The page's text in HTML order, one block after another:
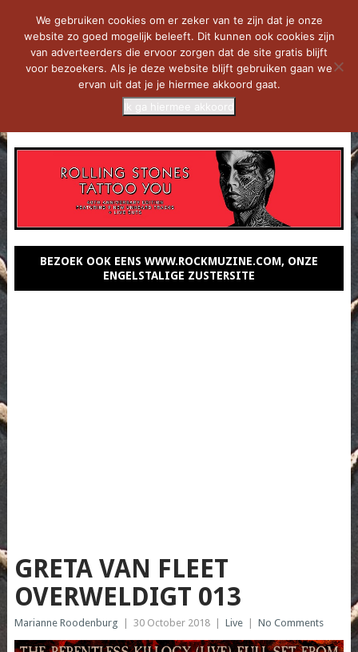
BEZOEK OOK EENS WWW.ROCKMUZINE.COM, ONZE
ENGELSTALIGE ZUSTERSITE
GRETA VAN FLEET
OVERWELDIGT 013
Marianne Roodenburg 30 October 2018 Live No Comments
We gebruiken cookies om er zeker van te zijn dat je onze
website zo goed mogelijk beleeft. Dit kunnen ook cookies zijn
van adverteerders die ervoor zorgen dat de site gratis blijft
voor bezoekers. Als je deze website blijft gebruiken gaan we
ervan uit dat je je hiermee akkoord gaat.
Ik ga hiermee akkoord